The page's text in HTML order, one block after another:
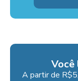
Você
A partir de